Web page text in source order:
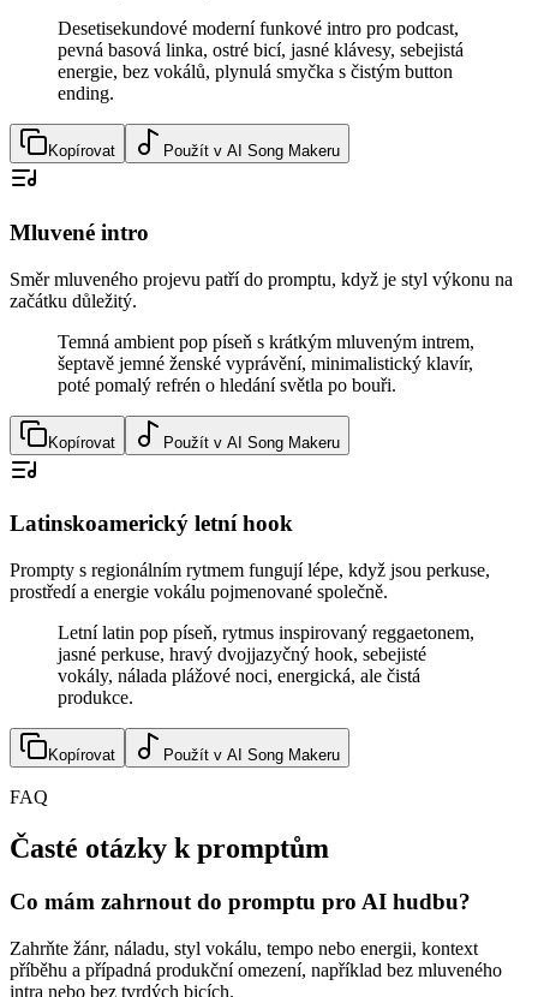
Desetisekundové moderní funkové intro pro podcast,
pevná basová linka, ostré bicí, jasné klávesy, sebejistá
energie, bez vokálů, plynulá smyčka s čistým button
ending.
Kopírovat Použít v AI Song Makeru
Mluvené intro
Směr mluveného projevu patří do promptu, když je styl výkonu na
začátku důležitý.
Temná ambient pop píseň s krátkým mluveným intrem,
šeptavě jemné ženské vyprávění, minimalistický klavír,
poté pomalý refrén o hledání světla po bouři.
Kopírovat Použít v AI Song Makeru
Latinskoamerický letní hook
Prompty s regionálním rytmem fungují lépe, když jsou perkuse,
prostředí a energie vokálu pojmenované společně.
Letní latin pop píseň, rytmus inspirovaný reggaetonem,
jasné perkuse, hravý dvojjazyčný hook, sebejisté
vokály, nálada plážové noci, energická, ale čistá
produkce.
Kopírovat Použít v AI Song Makeru
FAQ
Časté otázky k promptům
Co mám zahrnout do promptu pro AI hudbu?
Zahrňte žánr, náladu, styl vokálu, tempo nebo energii, kontext
příběhu a případná produkční omezení, například bez mluveného
intra nebo bez tvrdých bicích.